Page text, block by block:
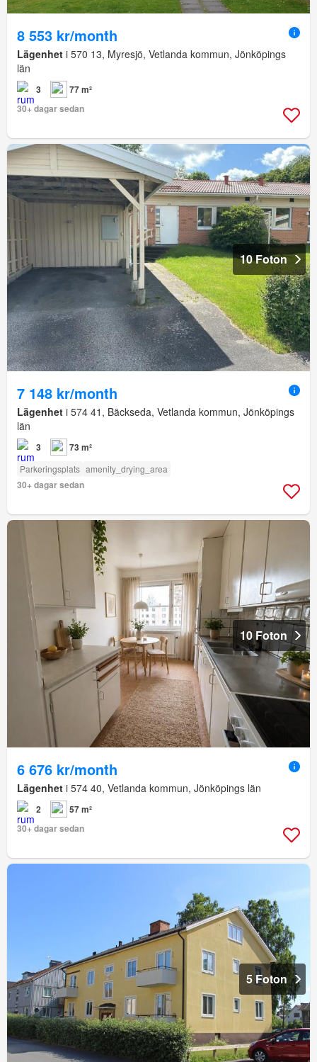
8 553 kr/month
Lägenhet i 570 13, Myresjö, Vetlanda kommun, Jönköpings
län
3
77 m²
30+ dagar sedan
10 Foton
7 148 kr/month
Lägenhet i 574 41, Bäckseda, Vetlanda kommun, Jönköpings
län
3 73 m²
Parkeringsplats amenity_drying_area
30+ dagar sedan
10 Foton
6 676 kr/month
Lägenhet i 574 40, Vetlanda kommun, Jönköpings län
2
57 m²
30+ dagar sedan
5 Foton